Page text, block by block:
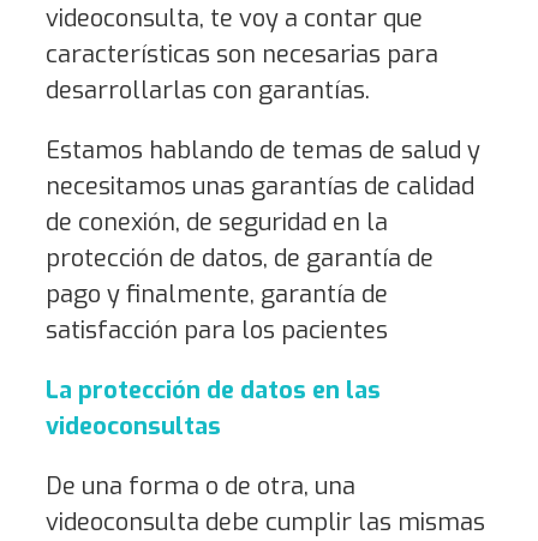
videoconsulta, te voy a contar que
características son necesarias para
desarrollarlas con garantías.
Estamos hablando de temas de salud y
necesitamos unas garantías de calidad
de conexión, de seguridad en la
protección de datos, de garantía de
pago y finalmente, garantía de
satisfacción para los pacientes
La protección de datos en las
videoconsultas
De una forma o de otra, una
videoconsulta debe cumplir las mismas